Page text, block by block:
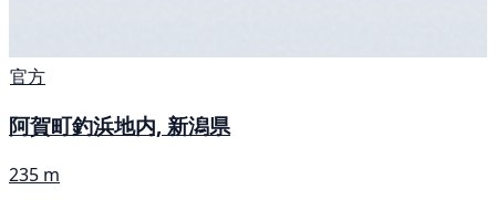
官方
阿賀町釣浜地内, 新潟県
235 m